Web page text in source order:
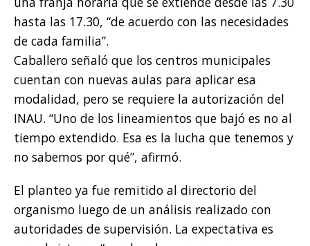
hasta las 17.30, “de acuerdo con las necesidades
de cada familia”.
Caballero señaló que los centros municipales
cuentan con nuevas aulas para aplicar esa
modalidad, pero se requiere la autorización del
INAU. “Uno de los lineamientos que bajó es no al
tiempo extendido. Esa es la lucha que tenemos y
no sabemos por qué”, afirmó.
El planteo ya fue remitido al directorio del
organismo luego de un análisis realizado con
autoridades de supervisión. La expectativa es